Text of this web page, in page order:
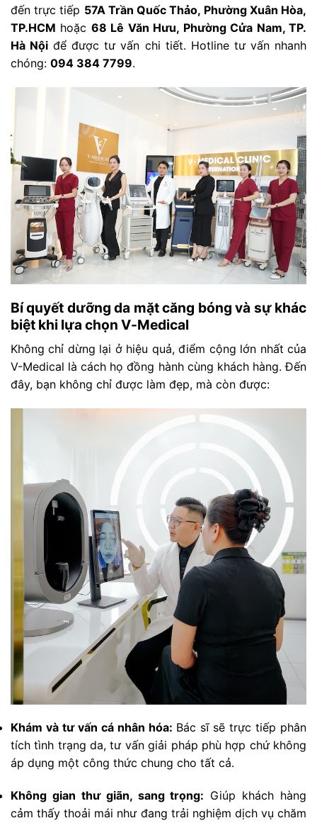
đến trực tiếp 57A Trần Quốc Thảo, Phường Xuân Hòa,
TP.HCM hoặc 68 Lê Văn Hưu, Phường Cửa Nam, TP.
Hà Nội để được tư vấn chi tiết. Hotline tư vấn nhanh
chóng: 094 384 7799.
Bí quyết dưỡng da mặt căng bóng và sự khác
biệt khi lựa chọn V-Medical
Không chỉ dừng lại ở hiệu quả, điểm cộng lớn nhất của
V-Medical là cách họ đồng hành cùng khách hàng. Đến
đây, bạn không chỉ được làm đẹp, mà còn được:
Khám và tư vấn cá nhân hóa: Bác sĩ sẽ trực tiếp phân
tích tình trạng da, tư vấn giải pháp phù hợp chứ không
áp dụng một công thức chung cho tất cả.
Không gian thư giãn, sang trọng: Giúp khách hàng
cảm thấy thoải mái như đang trải nghiệm dịch vụ chăm